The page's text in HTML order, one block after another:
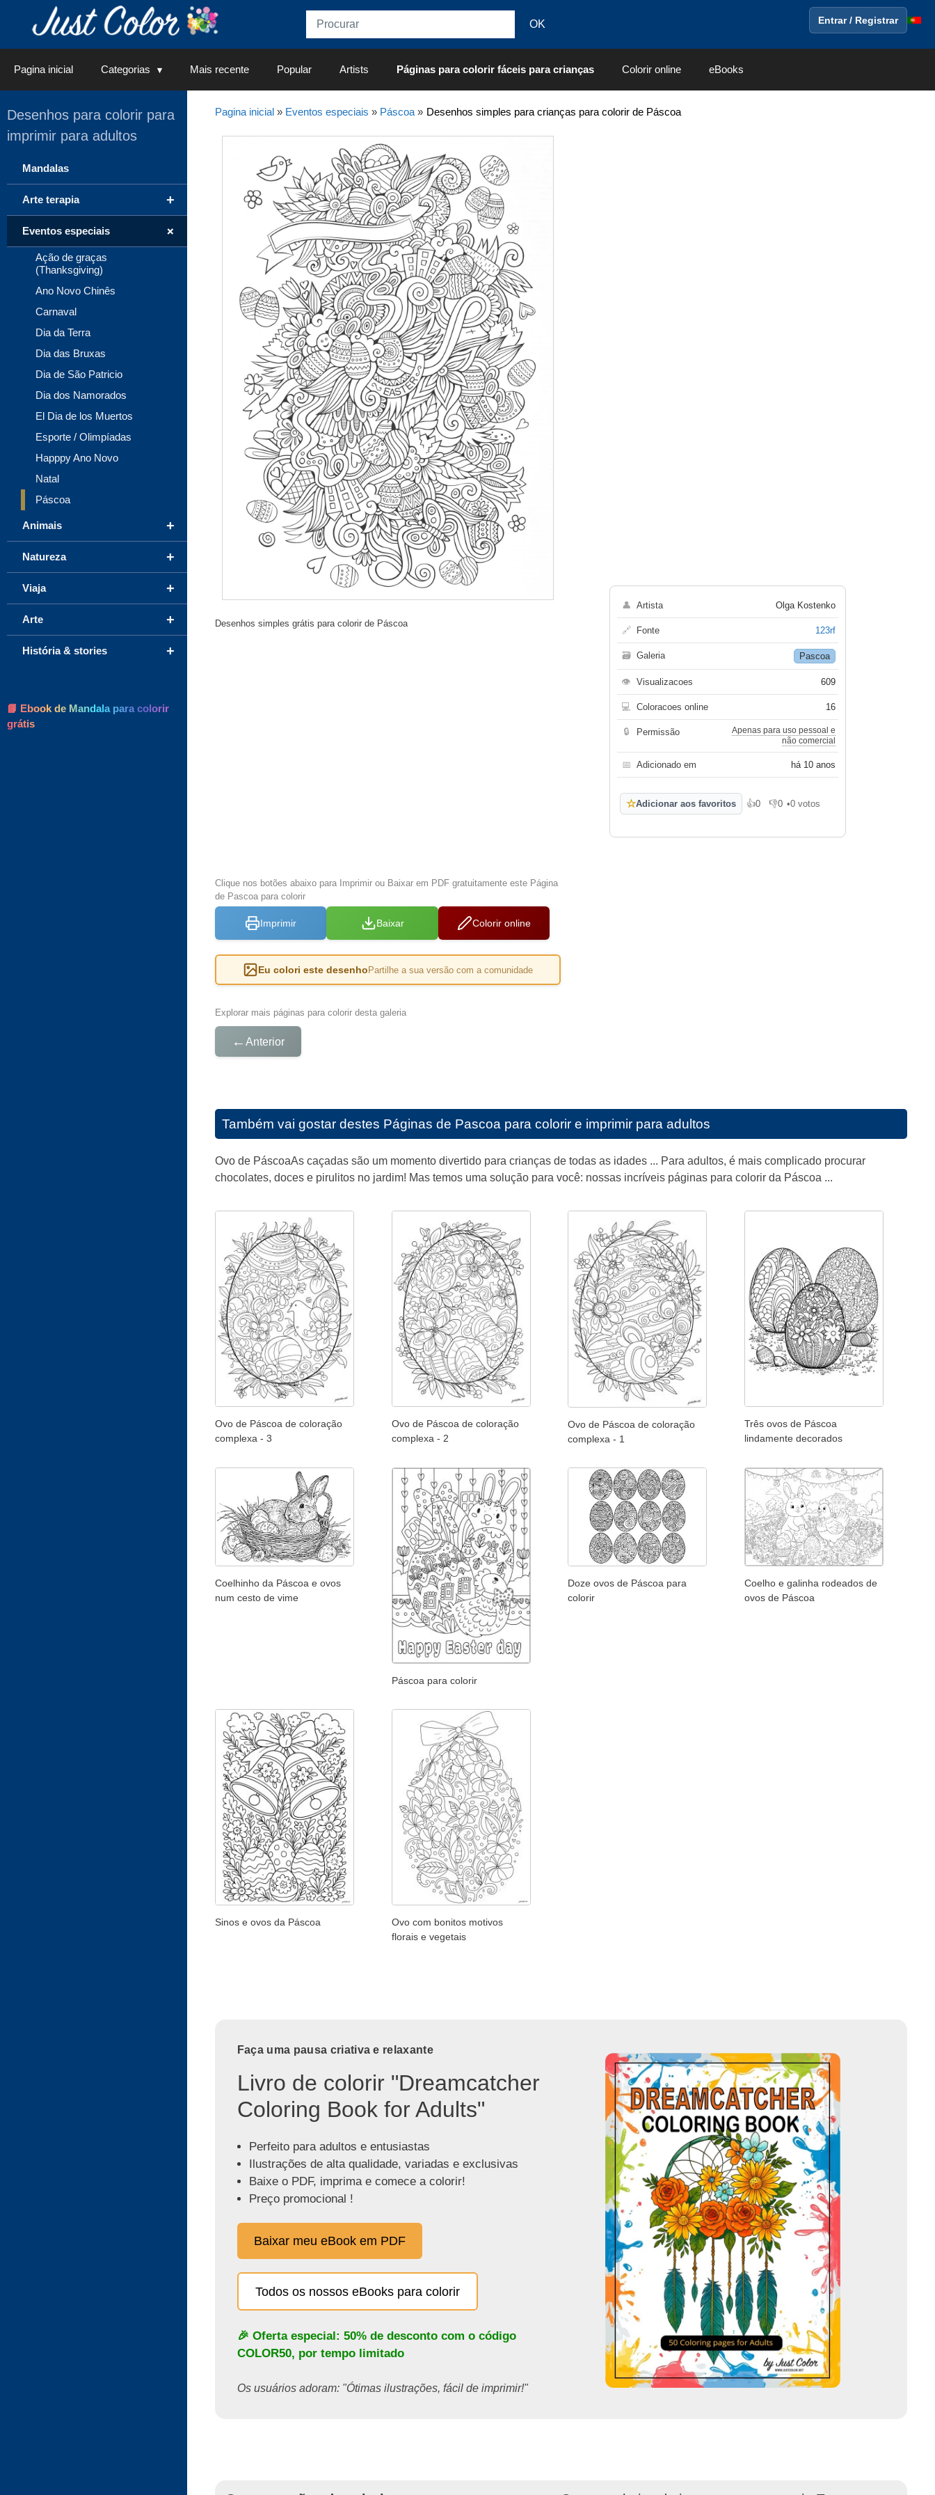
Entrar / Registrar
Pagina inicial Categorias Mais recente Popular Artists Páginas para colorir fáceis para crianças Colorir online eBooks
Pagina inicial» Eventos especiais » Páscoa» Desenhos simples para crianças para colorir de Páscoa
Desenhos simples grátis para colorir de Páscoa
Clique nos botões abaixo para Imprimir ou Baixar em PDF gratuitamente este Página
de Pascoa para colorir
Imprimir Baixar Colorir online
Eu colori este desenho Partilhe a sua versão com a comunidade
Explorar mais páginas para colorir desta galeria
← Anterior
👤 Artista Olga Kostenko
🔗 Fonte 123rf
🗃 Galeria Pascoa
👁 Visualizacoes 609
💻 Coloracoes online 16
🔒 Permissão
Apenas para uso pessoal e
não comercial
📅 Adicionado em há 10 anos
☆Adicionar aos favoritos 👍0
Gosto 👎0
Não gosto
•0 votos
Também vai gostar destes Páginas de Pascoa para colorir e imprimir para adultos
Ovo de PáscoaAs caçadas são um momento divertido para crianças de todas as idades ... Para adultos, é mais complicado procurar
chocolates, doces e pirulitos no jardim! Mas temos uma solução para você: nossas incríveis páginas para colorir da Páscoa ...
Ovo de Páscoa de coloração
complexa - 3
Ovo de Páscoa de coloração
complexa - 2
Ovo de Páscoa de coloração
complexa - 1
Três ovos de Páscoa
lindamente decorados
Coelhinho da Páscoa e ovos
num cesto de vime
Páscoa para colorir
Doze ovos de Páscoa para
colorir
Coelho e galinha rodeados de
ovos de Páscoa
Sinos e ovos da Páscoa
Ovo com bonitos motivos
florais e vegetais
Faça uma pausa criativa e relaxante
Livro de colorir "Dreamcatcher
Coloring Book for Adults"
Perfeito para adultos e entusiastas
Ilustrações de alta qualidade, variadas e exclusivas
Baixe o PDF, imprima e comece a colorir!
Preço promocional !
Baixar meu eBook em PDF
Todos os nossos eBooks para colorir
🎉 Oferta especial: 50% de desconto com o código
COLOR50, por tempo limitado
Os usuários adoram: "Ótimas ilustrações, fácil de imprimir!"
Desenhos para colorir para
imprimir para adultos
Mandalas
+
Arte terapia
+
Eventos especiais
Ação de graças
(Thanksgiving)
Ano Novo Chinês
Carnaval
Dia da Terra
Dia das Bruxas
Dia de São Patricio
Dia dos Namorados
El Dia de los Muertos
Esporte / Olimpíadas
Happpy Ano Novo
Natal
Páscoa
+
Animais
+
Natureza
+
Viaja
+
Arte
+
História & stories
📘 Ebook de Mandala para colorir
grátis